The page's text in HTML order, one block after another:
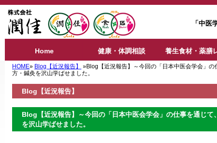
「中
Home 健康・体調相談 養生食材・薬膳
HOME» Blog【近況報告】
»Blog【近況報告】～今回の「日本中医会学会」
方・鍼灸を沢山学ばせました。
Blog【近況報告】
Blog【近況報告】～今回の「日本中医会学会」の仕事を通じ
を沢山学ばせました。